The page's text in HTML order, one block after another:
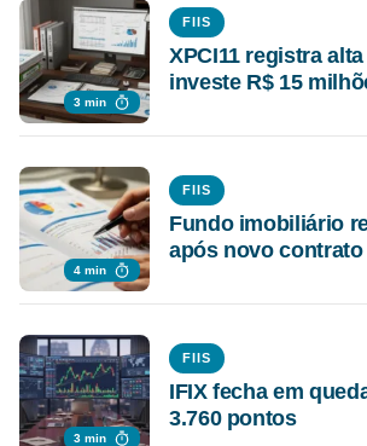
3 min
FIIS
XPCI11 registra
investe R$ 15
4 min
FIIS
Fundo imobiliário
após novo
3 min
FIIS
IFIX fecha em
3.760 pontos